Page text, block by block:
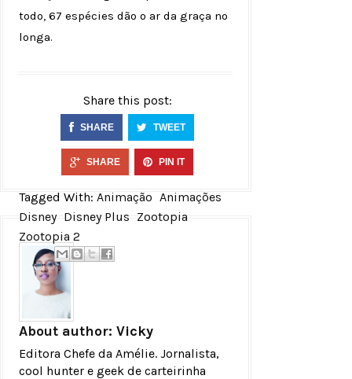
todo, 67 espécies dão o ar da graça no
longa.
Share this post:
SHARE TWEET
SHARE PIN IT
Tagged With: Animação Animações
Disney Disney Plus Zootopia
Zootopia 2
About author: Vicky
Editora Chefe da Amélie. Jornalista,
cool hunter e geek de carteirinha